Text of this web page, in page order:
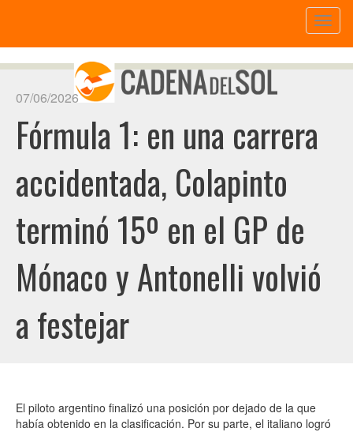
07/06/2026
Fórmula 1: en una carrera
accidentada, Colapinto
terminó 15º en el GP de
Mónaco y Antonelli volvió
a festejar
El piloto argentino finalizó una posición por dejado de la que
había obtenido en la clasificación. Por su parte, el italiano logró